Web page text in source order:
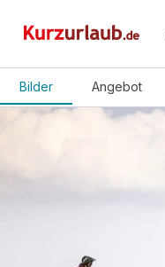
Bilder Angebot